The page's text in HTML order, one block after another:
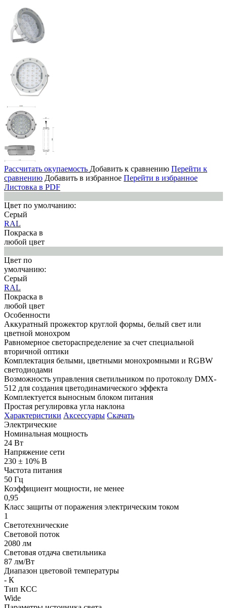
Рассчитать окупаемость Добавить к сравнению Перейти к
сравнению Добавить в избранное Перейти в избранное
Листовка в PDF
Цвет по умолчанию:
Серый
RAL
Покраска в
любой цвет
Цвет по
умолчанию:
Серый
RAL
Покраска в
любой цвет
Особенности
Аккуратный прожектор круглой формы, белый свет или
цветной монохром
Равномерное светораспределение за счет специальной
вторичной оптики
Комплектация белыми, цветными монохромными и RGBW
светодиодами
Возможность управления светильником по протоколу DMX-
512 для создания цветодинамического эффекта
Комплектуется выносным блоком питания
Простая регулировка угла наклона
Характеристики Аксессуары Скачать
Электрические
Номинальная мощность
24 Вт
Напряжение сети
230 ± 10% В
Частота питания
50 Гц
Коэффициент мощности, не менее
0,95
Класс защиты от поражения электрическим током
1
Светотехнические
Световой поток
2080 лм
Световая отдача светильника
87 лм/Вт
Диапазон цветовой температуры
- К
Тип КСС
Wide